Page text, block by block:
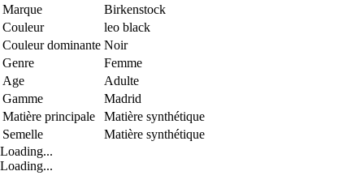
Marque
Birkenstock
Couleur
leo black
Couleur dominante Noir
Genre
Femme
Age
Adulte
Gamme
Madrid
Matière principale
Matière synthétique
Semelle
Matière synthétique
Loading...
Loading...